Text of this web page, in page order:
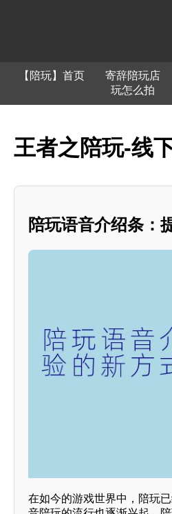
【陪玩】首页 寄辞陪玩店
玩怎么拍
王者之陪玩-线
陪玩语音介绍条：
在如今的游戏世界中，陪玩